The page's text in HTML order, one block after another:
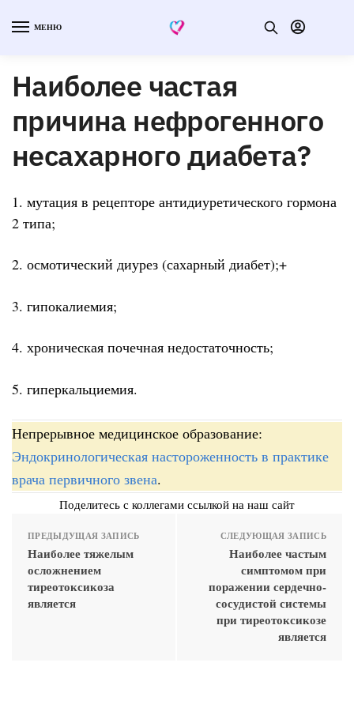
МЕНЮ
Наиболее частая
причина нефрогенного
несахарного диабета?
1. мутация в рецепторе антидиуретического гормона
2 типа;
2. осмотический диурез (сахарный диабет);+
3. гипокалиемия;
4. хроническая почечная недостаточность;
5. гиперкальциемия.
Непрерывное медицинское образование:
Эндокринологическая настороженность в практике
врача первичного звена.
Поделитесь с коллегами ссылкой на наш сайт
ПРЕДЫДУЩАЯ ЗАПИСЬ
Наиболее тяжелым
осложнением
тиреотоксикоза
является
СЛЕДУЮЩАЯ ЗАПИСЬ
Наиболее частым
симптомом при
поражении сердечно-
сосудистой системы
при тиреотоксикозе
является